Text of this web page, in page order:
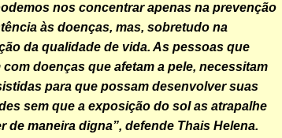
nos concentrar apenas na prevenção
às doenças, mas, sobretudo na
da qualidade de vida. As pessoas que
com doenças que afetam a pele, necessitam
para que possam desenvolver suas
sem que a exposição do sol as atrapalhe
de maneira digna”, defende Thais Helena.